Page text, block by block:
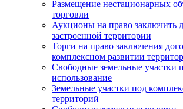
Размещение нестационарных
торговли
Аукционы на право заключить
застроенной территории
Торги на право заключения
комплексном развитии
Свободные земельные участки
использование
Земельные участки под
территорий